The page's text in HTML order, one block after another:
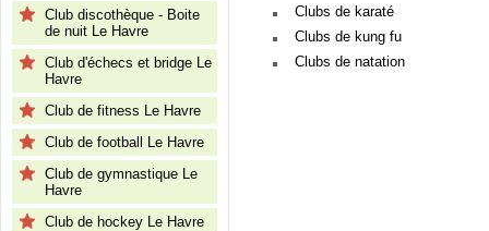
Club discothèque - Boite
de nuit Le Havre
Club d'échecs et bridge Le
Havre
Club de fitness Le Havre
Club de football Le Havre
Club de gymnastique Le
Havre
Club de hockey Le Havre
Clubs de karaté
Clubs de kung fu
Clubs de natation